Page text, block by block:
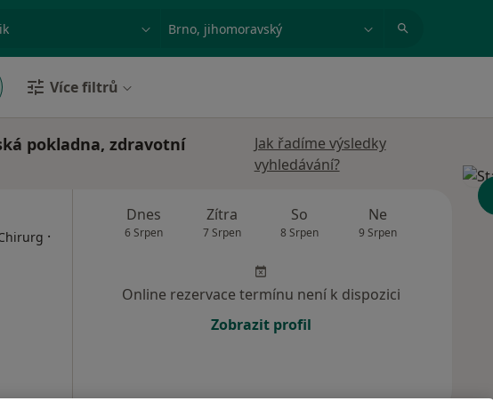
Město nebo region
Více filtrů
pokladna, zdravotní
Jak řadíme výsledky
vyhledávání?
·
Dnes
6 Srpen
Zítra
7 Srpen
So
8 Srpen
Ne
9 Srpen
Online rezervace termínu není k dispozici
Zobrazit profil